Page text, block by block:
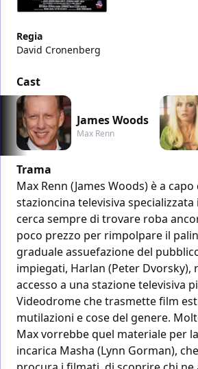
Regia
David Cronenberg
Cast
James Woods
Max Renn
Trama
Max Renn (James Woods) è a
stazioncina televisiva
cerca sempre di trovare roba
poco prezzo per rimpolpare il
graduale assuefazione del
impiegati, Harlan (Peter Dvorsky),
accesso a una stazione televisiva
Videodrome che trasmette film
mutilazioni e cose del genere.
Max vorrebbe quel materiale per
incarica Masha (Lynn Gorman),